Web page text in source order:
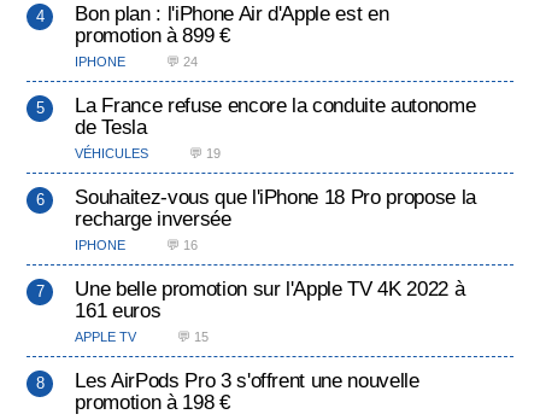
Bon plan : l'iPhone Air d'Apple est en
promotion à 899 €
IPHONE 💬 24
La France refuse encore la conduite autonome
de Tesla
VÉHICULES 💬 19
Souhaitez-vous que l'iPhone 18 Pro propose la
recharge inversée
IPHONE 💬 16
Une belle promotion sur l'Apple TV 4K 2022 à
161 euros
APPLE TV 💬 15
Les AirPods Pro 3 s'offrent une nouvelle
promotion à 198 €